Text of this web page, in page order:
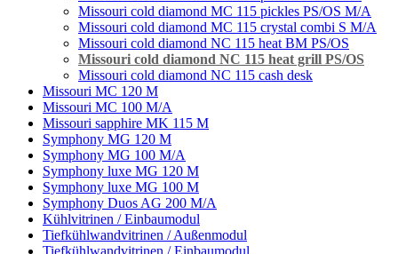
Missouri cold diamond MC 115 pickles PS/OS M/A
Missouri cold diamond MC 115 crystal combi S M/A
Missouri cold diamond NC 115 heat BM PS/OS
Missouri cold diamond NC 115 heat grill PS/OS
Missouri cold diamond NC 115 cash desk
Missouri MC 120 M
Missouri MC 100 M/A
Missouri sapphire MK 115 M
Symphony MG 120 M
Symphony MG 100 M/А
Symphony luxe MG 120 M
Symphony luxe MG 100 M
Symphony Duos AG 200 M/A
Kühlvitrinen / Einbaumodul
Tiefkühlwandvitrinen / Außenmodul
Tiefkühlwandvitrinen / Einbaumodul